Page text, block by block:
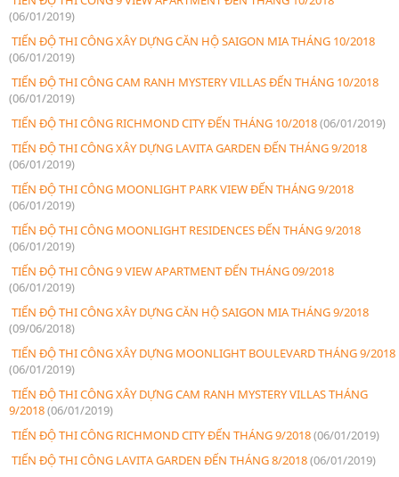
(06/01/2019)
TIẾN ĐỘ THI CÔNG XÂY DỰNG CĂN HỘ SAIGON MIA THÁNG 10/2018
(06/01/2019)
TIẾN ĐỘ THI CÔNG CAM RANH MYSTERY VILLAS ĐẾN THÁNG 10/2018
(06/01/2019)
TIẾN ĐỘ THI CÔNG RICHMOND CITY ĐẾN THÁNG 10/2018(06/01/2019)
TIẾN ĐỘ THI CÔNG XÂY DỰNG LAVITA GARDEN ĐẾN THÁNG 9/2018
(06/01/2019)
TIẾN ĐỘ THI CÔNG MOONLIGHT PARK VIEW ĐẾN THÁNG 9/2018
(06/01/2019)
TIẾN ĐỘ THI CÔNG MOONLIGHT RESIDENCES ĐẾN THÁNG 9/2018
(06/01/2019)
TIẾN ĐỘ THI CÔNG 9 VIEW APARTMENT ĐẾN THÁNG 09/2018
(06/01/2019)
TIẾN ĐỘ THI CÔNG XÂY DỰNG CĂN HỘ SAIGON MIA THÁNG 9/2018
(09/06/2018)
TIẾN ĐỘ THI CÔNG XÂY DỰNG MOONLIGHT BOULEVARD THÁNG 9/2018
(06/01/2019)
TIẾN ĐỘ THI CÔNG XÂY DỰNG CAM RANH MYSTERY VILLAS THÁNG
9/2018(06/01/2019)
TIẾN ĐỘ THI CÔNG RICHMOND CITY ĐẾN THÁNG 9/2018(06/01/2019)
TIẾN ĐỘ THI CÔNG LAVITA GARDEN ĐẾN THÁNG 8/2018(06/01/2019)